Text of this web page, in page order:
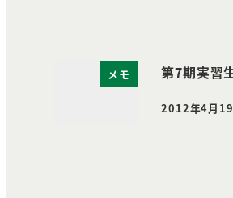
メモ 第7期実習
投稿日
2012年4月